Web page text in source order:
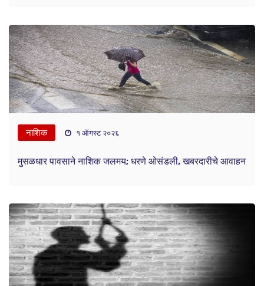
नाशिक १ ऑगस्ट २०२६
मुसळधार पावसाने नाशिक जलमय; धरणे ओसंडली, खबरदारीचे आवाहन